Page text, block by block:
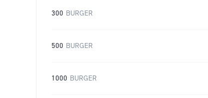
300 BURGER
500 BURGER
1000 BURGER